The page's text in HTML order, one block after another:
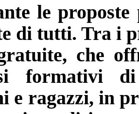
le
di tutti. Tra i
che
formativi
e ragazzi, in